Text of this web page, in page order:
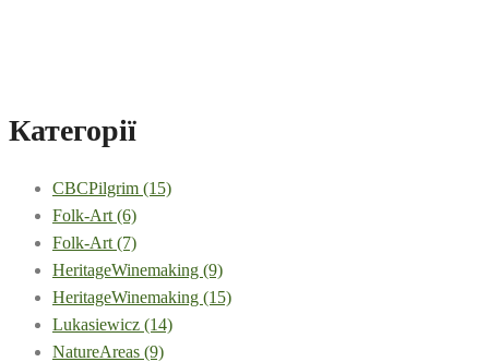
Категорії
CBCPilgrim (15)
Folk-Art (6)
Folk-Art (7)
HeritageWinemaking (9)
HeritageWinemaking (15)
Lukasiewicz (14)
NatureAreas (9)